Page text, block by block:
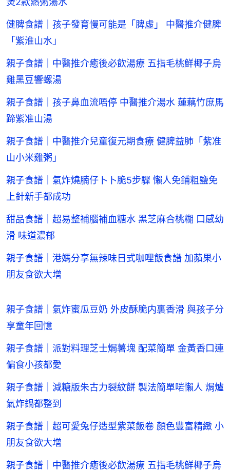
健脾食譜｜孩子發育慢可能是「脾虛」 中醫推介健脾
「紫淮山水」
親子食譜｜中醫推介癒後必飲湯療 五指毛桃鮮椰子烏
雞黑豆響螺湯
親子食譜｜孩子鼻血流唔停 中醫推介湯水 蓮藕竹庶馬
蹄紫准山湯
親子食譜｜中醫推介兒童復元期食療 健脾益肺「紫准
山小米雞粥」
親子食譜｜氣炸燒腩仔卜卜脆5步驟 懶人免鋪粗鹽免
上針新手都成功
甜品食譜｜超易整補腦補血糖水 黑芝麻合桃糊 口感幼
滑 味道濃郁
親子食譜｜港媽分享無辣味日式咖哩飯食譜 加蘋果小
朋友食欲大增
親子食譜｜氣炸蜜瓜豆奶 外皮酥脆内裏香滑 與孩子分
享童年回憶
親子食譜｜派對料理芝士焗薯塊 配菜簡單 金黃香口連
偏食小孩都愛
親子食譜｜減糖版朱古力裂紋餅 製法簡單啱懶人 焗爐
氣炸鍋都整到
親子食譜｜超可愛兔仔造型紫菜飯卷 顏色豐富精緻 小
朋友食欲大增
親子食譜｜中醫推介癒後必飲湯療 五指毛桃鮮椰子烏